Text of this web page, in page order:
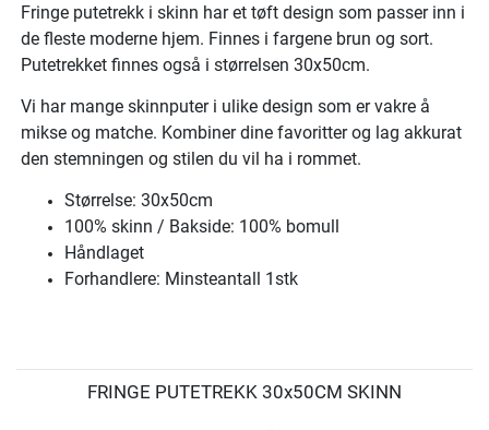
Fringe putetrekk i skinn har et tøft design som passer inn i
de fleste moderne hjem. Finnes i fargene brun og sort.
Putetrekket finnes også i størrelsen 30x50cm.
Vi har mange skinnputer i ulike design som er vakre å
mikse og matche. Kombiner dine favoritter og lag akkurat
den stemningen og stilen du vil ha i rommet.
Størrelse: 30x50cm
100% skinn / Bakside: 100% bomull
Håndlaget
Forhandlere: Minsteantall 1stk
FRINGE PUTETREKK 30x50CM SKINN